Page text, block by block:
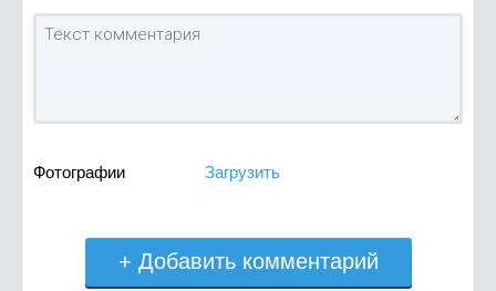
Фотографии Загрузить
+ Добавить комментарий